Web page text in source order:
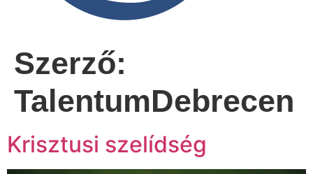
Szerző:
TalentumDebrecen
Krisztusi szelídség